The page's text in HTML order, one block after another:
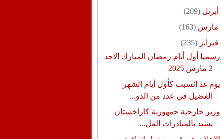
أبريل(209)
مارس(163)
فبراير(235)
رسميا أول أيام رمضان المبارك الاحد
2 مارس 2025
يوم غد السبت كأول أيام الشهر
الفضيل في عدد من الدو...
وزير خارجية جمهورية كازاخستان
يشيد بالمبادرات المل...